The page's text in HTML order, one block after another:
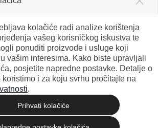
d.o.o. -
Izrada web shopa
kolačiće radi analize korištenja
vašeg korisničkog iskustva te
ponuditi proizvode i usluge koji
vašim interesima. Kako biste upravljali
posjetite napredne postavke. Detalje o
i za koju svrhu pročitajte na
.
Prihvati kolačiće